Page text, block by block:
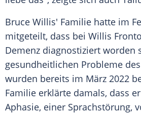
Bruce Willis' Familie hatte im
mitgeteilt, dass bei Willis
Demenz diagnostiziert worden
gesundheitlichen Probleme
wurden bereits im März 2022
Familie erklärte damals, dass
Aphasie, einer Sprachstörung,